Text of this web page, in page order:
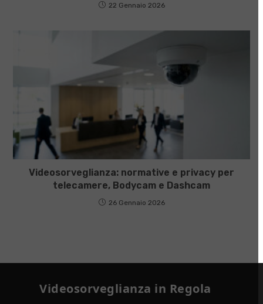
22 Gennaio 2026
Videosorveglianza: normative e privacy per
telecamere, Bodycam e Dashcam
26 Gennaio 2026
Videosorveglianza in Regola